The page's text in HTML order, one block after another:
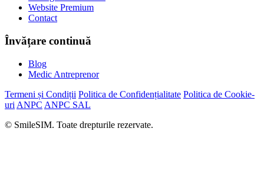
Website Premium
Contact
Învățare continuă
Blog
Medic Antreprenor
Termeni și Condiții Politica de Confidențialitate Politica de Cookie-
uri ANPC ANPC SAL
© SmileSIM. Toate drepturile rezervate.